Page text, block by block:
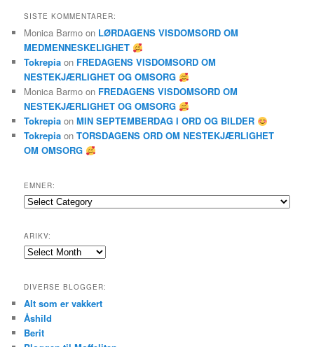
SISTE KOMMENTARER:
Monica Barmo on LØRDAGENS VISDOMSORD OM
MEDMENNESKELIGHET
Tokrepia on FREDAGENS VISDOMSORD OM
NESTEKJÆRLIGHET OG OMSORG
Monica Barmo on FREDAGENS VISDOMSORD OM
NESTEKJÆRLIGHET OG OMSORG
Tokrepia onMIN SEPTEMBERDAG I ORD OG BILDER
Tokrepia onTORSDAGENS ORD OM NESTEKJÆRLIGHET
OM OMSORG
EMNER:
Emner:
ARIKV:
Arikv:
DIVERSE BLOGGER:
Alt som er vakkert
Åshild
Berit